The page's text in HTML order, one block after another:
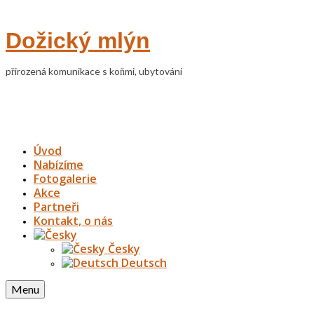
Dožický mlýn
přirozená komunikace s koňmi, ubytování
Úvod
Nabízíme
Fotogalerie
Akce
Partneři
Kontakt, o nás
Česky
Deutsch
Menu